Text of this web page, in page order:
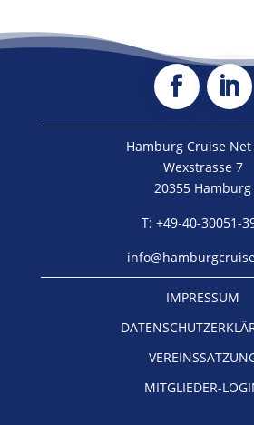
Hamburg Cruise Net
Wexstrasse 7
20355 Hamburg
T: +49-40-30051-
IMPRESSUM
MITGLIEDER-